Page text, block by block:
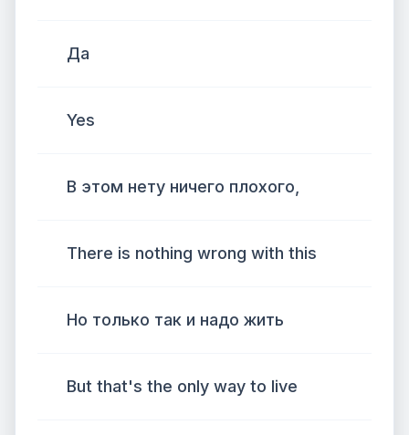
Да
Yes
В этом нету ничего плохого,
There is nothing wrong with this
Но только так и надо жить
But that's the only way to live